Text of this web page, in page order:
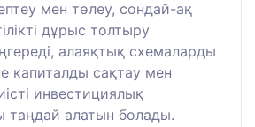
мен төлеу, сондай-ақ
дұрыс толтыру
алаяқтық схемаларды
капиталды сақтау мен
инвестициялық
таңдай алатын болады.